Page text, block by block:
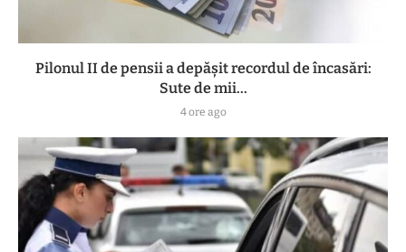
Pilonul II de pensii a depășit recordul de încasări:
Sute de mii...
4 ore ago